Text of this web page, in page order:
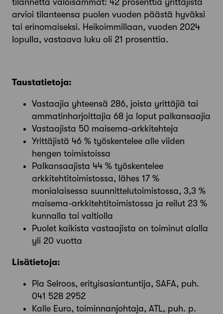
arvioi tilanteensa puolen vuoden päästä hyväksi
tai erinomaiseksi. Heikoimmillaan, vuoden 2024
lopulla, vastaava luku oli 21 prosenttia.
Taustatietoja:
Vastaajia yhteensä 286, joista yrittäjiä tai
ammatinharjoittajia 68 ja loput palkansaajia
Vastaajista 50 maisema-arkkitehteja
Yrittäjistä 46 % työskentelee alle viiden
hengen toimistoissa
Palkansaajista 44 % työskentelee
arkkitehtitoimistossa, lähes 17 %
monialaisessa suunnittelutoimistossa, 3,3 %
maisema-arkkitehtitoimistossa ja reilut 23 %
kunnalla tai valtiolla
Puolet kaikista vastaajista on toiminut alalla
yli 20 vuotta
Lisätietoja:
Pia Selroos, erityisasiantuntija, SAFA, puh.
041 528 2952
Kalle Euro, toiminnanjohtaja, ATL, puh. p.